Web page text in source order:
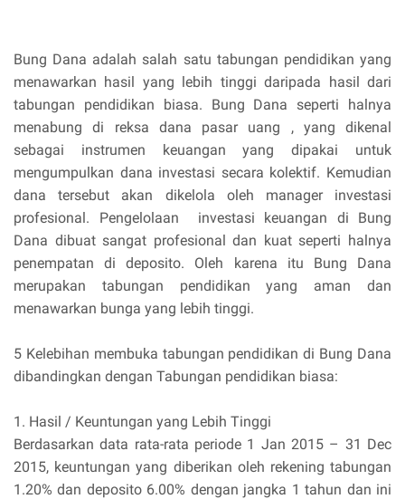
Bung Dana adalah salah satu tabungan pendidikan yang
menawarkan hasil yang lebih tinggi daripada hasil dari
tabungan pendidikan biasa. Bung Dana seperti halnya
menabung di reksa dana pasar uang , yang dikenal
sebagai instrumen keuangan yang dipakai untuk
mengumpulkan dana investasi secara kolektif. Kemudian
dana tersebut akan dikelola oleh manager investasi
profesional. Pengelolaan investasi keuangan di Bung
Dana dibuat sangat profesional dan kuat seperti halnya
penempatan di deposito. Oleh karena itu Bung Dana
merupakan tabungan pendidikan yang aman dan
menawarkan bunga yang lebih tinggi.
5 Kelebihan membuka tabungan pendidikan di Bung Dana
dibandingkan dengan Tabungan pendidikan biasa:
1. Hasil / Keuntungan yang Lebih Tinggi
Berdasarkan data rata-rata periode 1 Jan 2015 – 31 Dec
2015, keuntungan yang diberikan oleh rekening tabungan
1.20% dan deposito 6.00% dengan jangka 1 tahun dan ini